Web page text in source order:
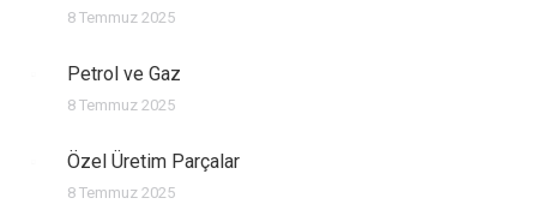
8 Temmuz 2025
Petrol ve Gaz
8 Temmuz 2025
Özel Üretim Parçalar
8 Temmuz 2025